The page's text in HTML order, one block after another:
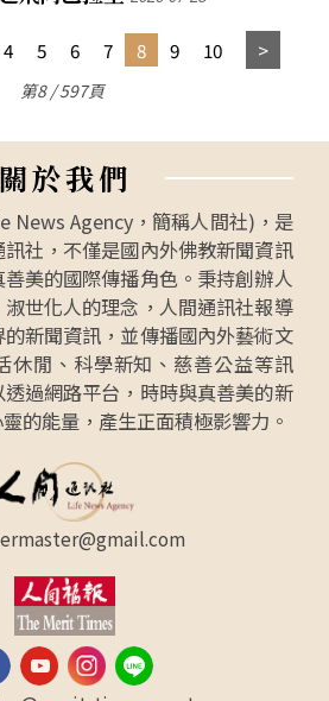
4 5 6 7 8 9 10
第8 / 597頁
關於我們
News Agency，簡稱人間社)，是
社，不僅是國內外佛教新聞資訊
美的國際傳播角色。秉持創辦人
世化人的理念，人間通訊社報導
新聞資訊，並傳播國內外藝術文
休閒、科學新知、慈善公益等訊
過網路平台，時時與真善美的新
的能量，產生正面積極影響力。